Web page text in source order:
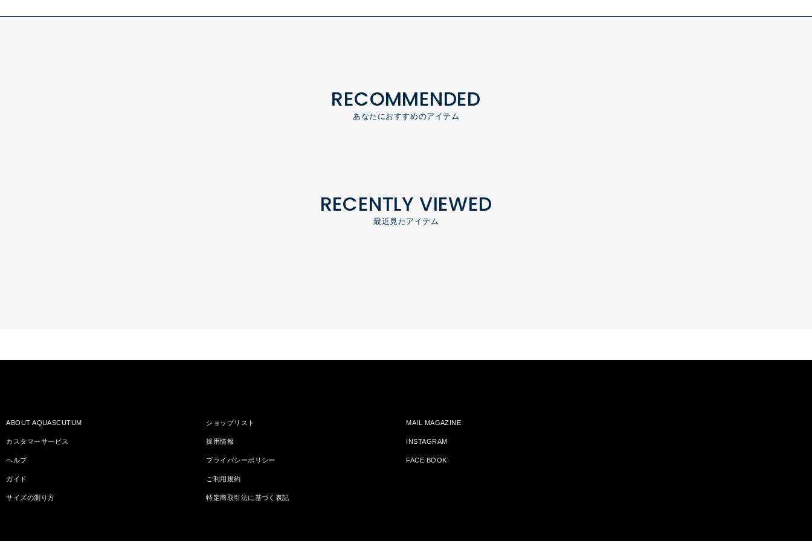
RECOMMENDED
あなたにおすすめのアイテム
RECENTLY VIEWED
最近見たアイテム
ABOUT AQUASCUTUM
カスタマーサービス
ヘルプ
ガイド
サイズの測り方
ショップリスト
採用情報
プライバシーポリシー
ご利用規約
特定商取引法に基づく表記
MAIL MAGAZINE
INSTAGRAM
FACE BOOK